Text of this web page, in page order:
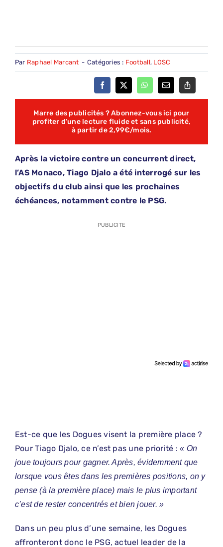
Par Raphael Marcant - Catégories : Football, LOSC
Marre des publicités ? Abonnez-vous ici pour
profiter d’une lecture fluide et sans publicité,
à partir de 2,99€/mois.
Après la victoire contre un concurrent direct,
l’AS Monaco, Tiago Djalo a été interrogé sur les
objectifs du club ainsi que les prochaines
échéances, notamment contre le PSG.
PUBLICITE
Est-ce que les Dogues visent la première place ?
Pour Tiago Djalo, ce n’est pas une priorité :« On
joue toujours pour gagner. Après, évidemment que
lorsque vous êtes dans les premières positions, on y
pense (à la première place) mais le plus important
c’est de rester concentrés et bien jouer. »
Dans un peu plus d’une semaine, les Dogues
affronteront donc le PSG, actuel leader de la